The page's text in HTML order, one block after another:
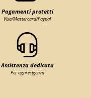
Pagamenti protetti
Visa/Mastercard/Paypal
Assistenza dedicata
Per ogni esigenza